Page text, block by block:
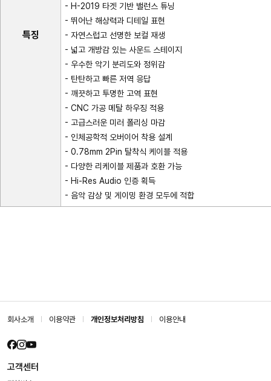
특징
- H-2019 타겟 기반 밸런스 튜닝
- 뛰어난 해상력과 디테일 표현
- 자연스럽고 선명한 보컬 재생
- 넓고 개방감 있는 사운드 스테이지
- 우수한 악기 분리도와 정위감
- 탄탄하고 빠른 저역 응답
- 깨끗하고 투명한 고역 표현
- CNC 가공 메탈 하우징 적용
- 고급스러운 미러 폴리싱 마감
- 인체공학적 오버이어 착용 설계
- 0.78mm 2Pin 탈착식 케이블 적용
- 다양한 리케이블 제품과 호환 가능
- Hi-Res Audio 인증 획득
- 음악 감상 및 게이밍 환경 모두에 적합
회사소개 이용약관 개인정보처리방침 이용안내
고객센터